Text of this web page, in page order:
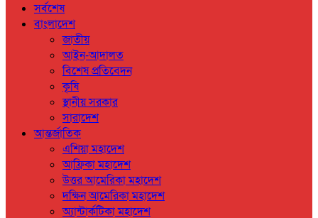
সর্বশেষ
বাংলাদেশ
জাতীয়
আইন-আদালত
বিশেষ প্রতিবেদন
কৃষি
স্থানীয় সরকার
সারাদেশ
আন্তর্জাতিক
এশিয়া মহাদেশ
আফ্রিকা মহাদেশ
উত্তর আমেরিকা মহাদেশ
দক্ষিন আমেরিকা মহাদেশ
অ্যান্টার্কটিকা মহাদেশ